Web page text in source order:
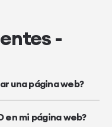
-
una página web?
en mi página web?